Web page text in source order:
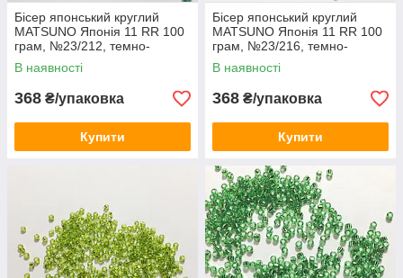
Бісер японський круглий
MATSUNO Японія 11 RR 100
грам, №23/212, темно-
зелений промальований
В наявності
368 ₴/упаковка
Купити
Бісер японський круглий
MATSUNO Японія 11 RR 100
грам, №23/216, темно-
зелений промальований
В наявності
368 ₴/упаковка
Купити